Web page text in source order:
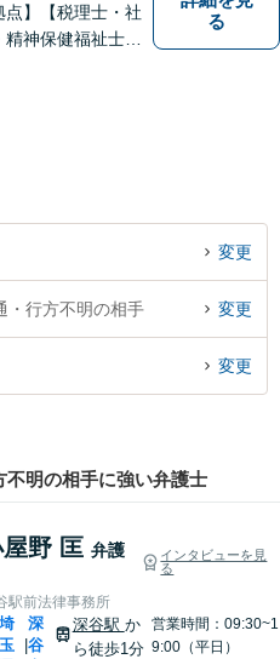
点】【税理士・社
神保健福祉士が
る
変更
・行方不明の相手 変更
変更
明の相手に強い弁護士
野 匡 弁護
インタビューを見
る
駅前法律事務所
埼
玉
深
谷
深谷駅 か
ら徒歩1分
営業時間：09:30~1
9:00（平日）